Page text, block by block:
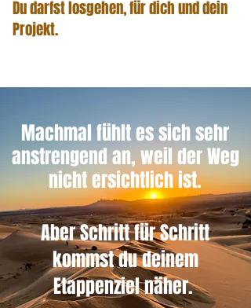
Du darfst losgehen, für dich und dein
Projekt.
Machmal fühlt es sich sehr
anstrengendan, weil der Weg
nicht ersichtlich ist.
Aber Schritt für Schritt
kommst du deinem
Etappenziel näher.